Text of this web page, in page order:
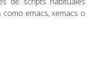
emacs, xemacs o